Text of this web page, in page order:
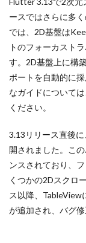
ースではさらに多
では、2D基盤は
トのフォーカスト
す。2D基盤上に構
ポートを自動的に
なガイドについては
ください。
3.13リリース直後に
開されました。こ
ンスされており、
くつかの2Dスクロ
ス以降、TableView
が追加され、バグ修